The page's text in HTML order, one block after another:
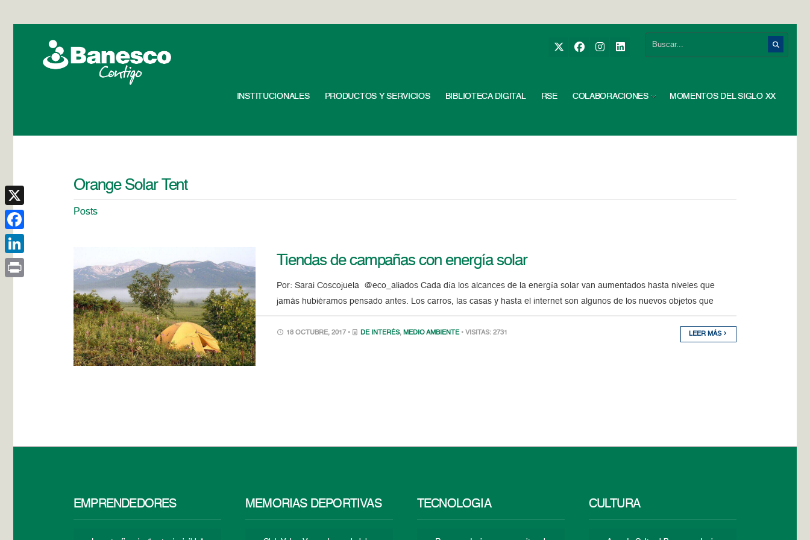
INSTITUCIONALES PRODUCTOS Y SERVICIOS BIBLIOTECA DIGITAL RSE COLABORACIONES MOMENTOS DEL SIGLO XX
Orange Solar Tent
Posts
Tiendas de campañas con energía solar
Por: Sarai Coscojuela @eco_aliados Cada día los alcances de la energía solar van aumentados hasta niveles que
jamás hubiéramos pensado antes. Los carros, las casas y hasta el internet son algunos de los nuevos objetos que
18 OCTUBRE, 2017 • DE INTERÉS, MEDIO AMBIENTE • VISITAS: 2731 LEER MÁS
EMPRENDEDORES MEMORIAS DEPORTIVAS TECNOLOGÍA CULTURA
X
Facebook
LinkedIn